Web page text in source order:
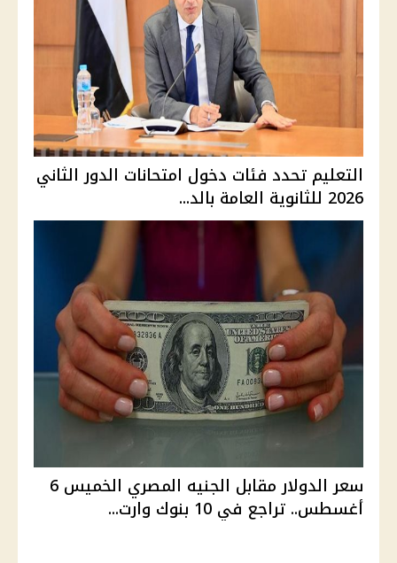
التعليم تحدد فئات دخول امتحانات الدور الثاني
2026 للثانوية العامة بالد...
سعر الدولار مقابل الجنيه المصري الخميس 6
أغسطس.. تراجع في 10 بنوك وارت...